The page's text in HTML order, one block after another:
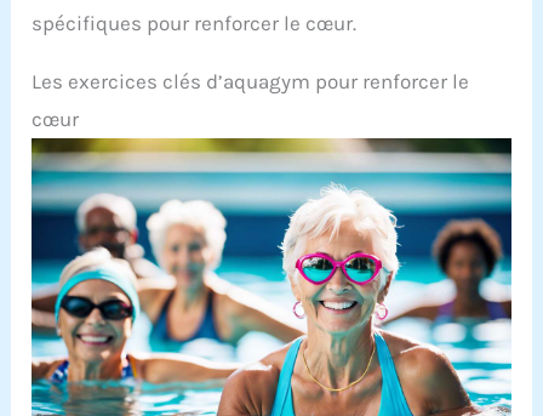
spécifiques pour renforcer le cœur.
Les exercices clés d’aquagym pour renforcer le
cœur